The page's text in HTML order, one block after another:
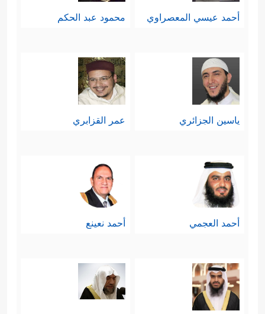
أحمد عيسي المعصراوي محمود عبد الحكم
ياسين الجزائري عمر القزابري
أحمد العجمي أحمد نعينع